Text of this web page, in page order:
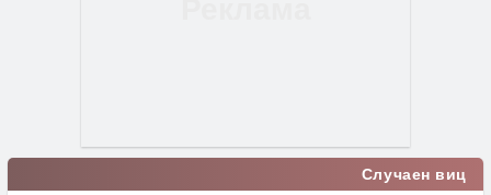
Случаен виц